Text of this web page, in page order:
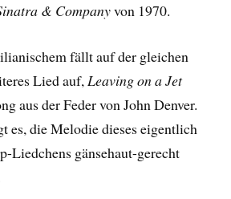
& Companyvon 1970.
fällt auf der gleichen
Lied auf,Leaving on a Jet
aus der Feder von John Denver.
es, die Melodie dieses eigentlich
Liedchens gänsehaut-gerecht